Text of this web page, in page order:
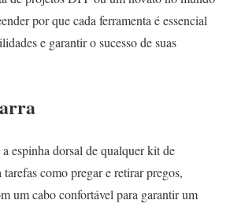
por que cada ferramenta é essencial
e garantir o sucesso de suas
espinha dorsal de qualquer kit de
como pregar e retirar pregos,
um cabo confortável para garantir um